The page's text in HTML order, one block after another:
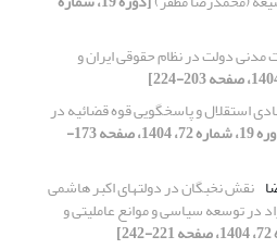
مدنی دولت در نظام حقوقی ایران و
استقلال و پاسخگویی قوه قضائیه در
[دوره 19، شماره 72، 1404، صفحه 173-
نقش نخبگان در دولت­های اکبر هاشمی
در توسعه سیاسی و موانع عاملیتی و